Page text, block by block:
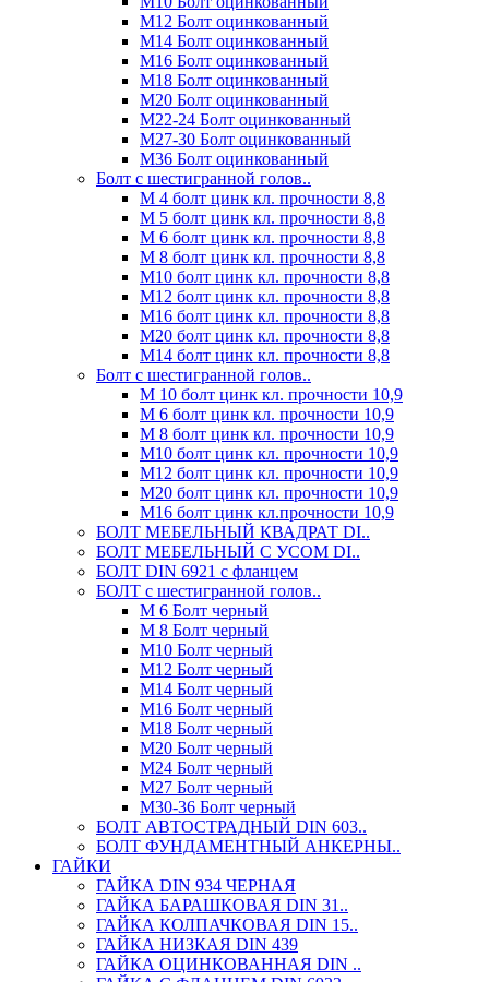
М12 Болт оцинкованный
М14 Болт оцинкованный
М16 Болт оцинкованный
М18 Болт оцинкованный
М20 Болт оцинкованный
М22-24 Болт оцинкованный
М27-30 Болт оцинкованный
М36 Болт оцинкованный
Болт с шестигранной голов..
М 4 болт цинк кл. прочности 8,8
М 5 болт цинк кл. прочности 8,8
М 6 болт цинк кл. прочности 8,8
М 8 болт цинк кл. прочности 8,8
М10 болт цинк кл. прочности 8,8
М12 болт цинк кл. прочности 8,8
М16 болт цинк кл. прочности 8,8
М20 болт цинк кл. прочности 8,8
М14 болт цинк кл. прочности 8,8
Болт с шестигранной голов..
М 10 болт цинк кл. прочности 10,9
М 6 болт цинк кл. прочности 10,9
М 8 болт цинк кл. прочности 10,9
М10 болт цинк кл. прочности 10,9
М12 болт цинк кл. прочности 10,9
М20 болт цинк кл. прочности 10,9
М16 болт цинк кл.прочности 10,9
БОЛТ МЕБЕЛЬНЫЙ КВАДРАТ DI..
БОЛТ МЕБЕЛЬНЫЙ С УСОМ DI..
БОЛТ DIN 6921 c фланцем
БОЛТ с шестигранной голов..
М 6 Болт черный
М 8 Болт черный
М10 Болт черный
М12 Болт черный
М14 Болт черный
М16 Болт черный
М18 Болт черный
М20 Болт черный
М24 Болт черный
М27 Болт черный
М30-36 Болт черный
БОЛТ АВТОСТРАДНЫЙ DIN 603..
БОЛТ ФУНДАМЕНТНЫЙ АНКЕРНЫ..
ГАЙКИ
ГАЙКА DIN 934 ЧЕРНАЯ
ГАЙКА БАРАШКОВАЯ DIN 31..
ГАЙКА КОЛПАЧКОВАЯ DIN 15..
ГАЙКА НИЗКАЯ DIN 439
ГАЙКА ОЦИНКОВАННАЯ DIN ..